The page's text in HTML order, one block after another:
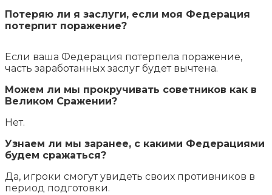
Потеряю ли я заслуги, если моя Федерация
потерпит поражение?
Если ваша Федерация потерпела поражение,
часть заработанных заслуг будет вычтена.
Можем ли мы прокручивать советников как в
Великом Сражении?
Нет.
Узнаем ли мы заранее, с какими Федерациями
будем сражаться?
Да, игроки смогут увидеть своих противников в
период подготовки.